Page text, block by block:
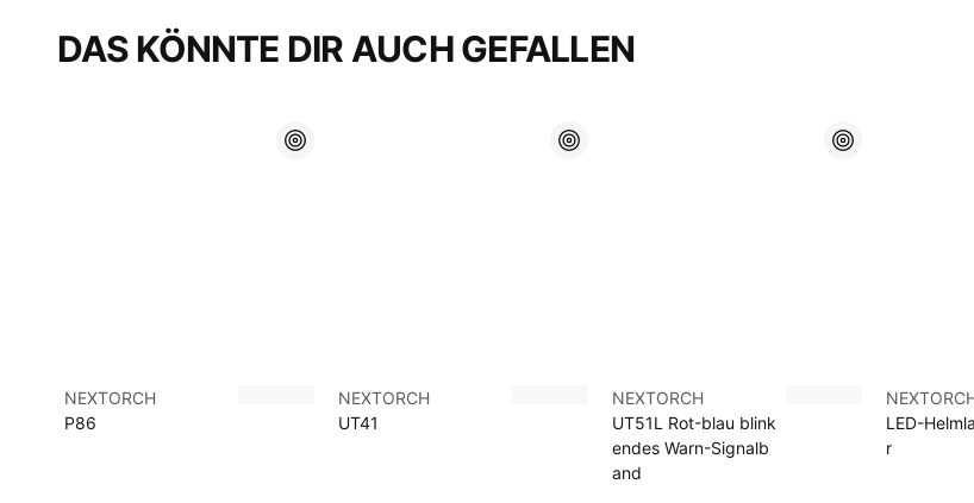
DAS KÖNNTE DIR AUCH GEFALLEN
NEXTORCH
P86
NEXTORCH
UT41
NEXTORCH
UT51L Rot-blau blink
endes Warn-Signalb
and
LED-
r